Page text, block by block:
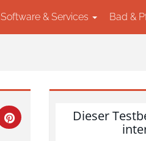
Software & Services Bad &
Dieser